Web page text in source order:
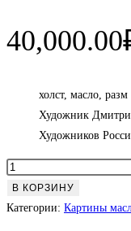
40,000.00
холст, масло, разм
Художник
Художников
Количество
товара
Ожидание
В КОРЗИНУ
Категории: Картины